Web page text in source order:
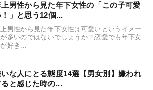
男性から見た年下女性の「この子可愛
！」と思う12個...
男性から見た年下女性は可愛いというイメー
多いのではないでしょうか？恋愛でも年下女
好き...
な人にとる態度14選【男女別】嫌われ
と感じた時の...